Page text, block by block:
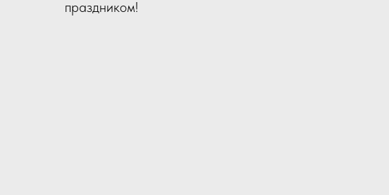
праздником!